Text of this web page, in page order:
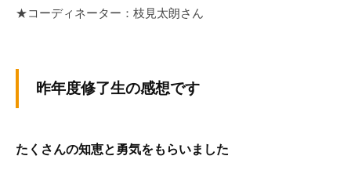
★コーディネーター：枝見太朗さん
昨年度修了生の感想です
たくさんの知恵と勇気をもらいました